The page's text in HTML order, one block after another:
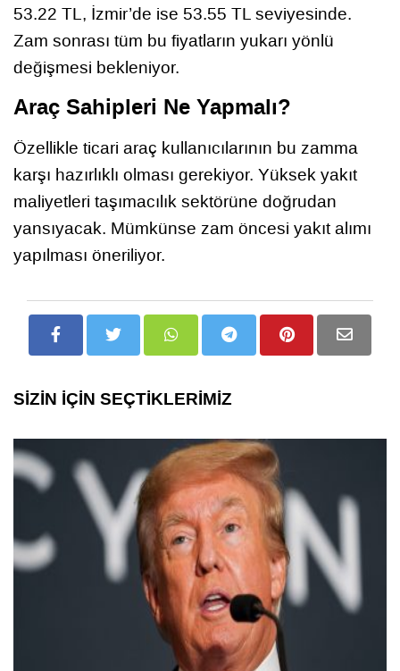
53.22 TL, İzmir’de ise 53.55 TL seviyesinde.
Zam sonrası tüm bu fiyatların yukarı yönlü
değişmesi bekleniyor.
Araç Sahipleri Ne Yapmalı?
Özellikle ticari araç kullanıcılarının bu zamma
karşı hazırlıklı olması gerekiyor. Yüksek yakıt
maliyetleri taşımacılık sektörüne doğrudan
yansıyacak. Mümkünse zam öncesi yakıt alımı
yapılması öneriliyor.
SİZİN İÇİN SEÇTİKLERİMİZ